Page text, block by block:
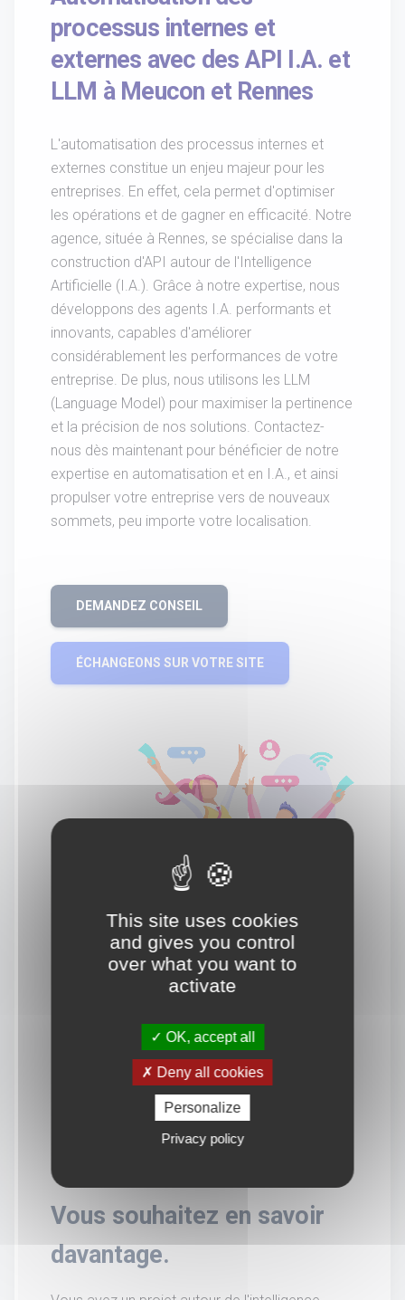
processus internes et
externes avec des API I.A. et
LLM à Meucon et Rennes
L'automatisation des processus internes et
externes constitue un enjeu majeur pour les
entreprises. En effet, cela permet d'optimiser
les opérations et de gagner en efficacité. Notre
agence, située à Rennes, se spécialise dans la
construction d'API autour de l'Intelligence
Artificielle (I.A.). Grâce à notre expertise, nous
développons des agents I.A. performants et
innovants, capables d'améliorer
considérablement les performances de votre
entreprise. De plus, nous utilisons les LLM
(Language Model) pour maximiser la pertinence
et la précision de nos solutions. Contactez-
nous dès maintenant pour bénéficier de notre
expertise en automatisation et en I.A., et ainsi
propulser votre entreprise vers de nouveaux
sommets, peu importe votre localisation.
DEMANDEZ CONSEIL
ÉCHANGEONS SUR VOTRE SITE
Vous souhaitez en savoir
davantage.
This site uses cookies
and gives you control
over what you want to
activate
OK, accept all
Deny all cookies
Personalize
Privacy policy